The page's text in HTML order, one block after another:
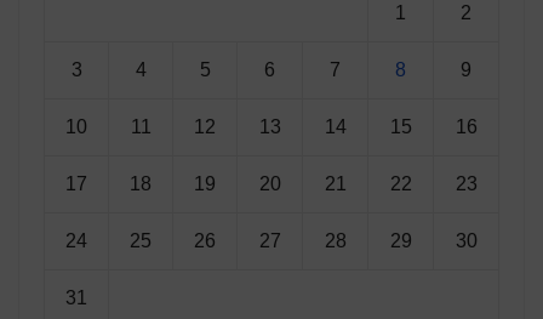
1 2
3 4 5 6 7 8 9
10 11 12 13 14 15 16
17 18 19 20 21 22 23
24 25 26 27 28 29 30
31